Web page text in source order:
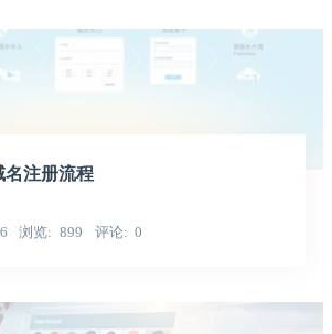
名注册流程
浏览 899 评论 0